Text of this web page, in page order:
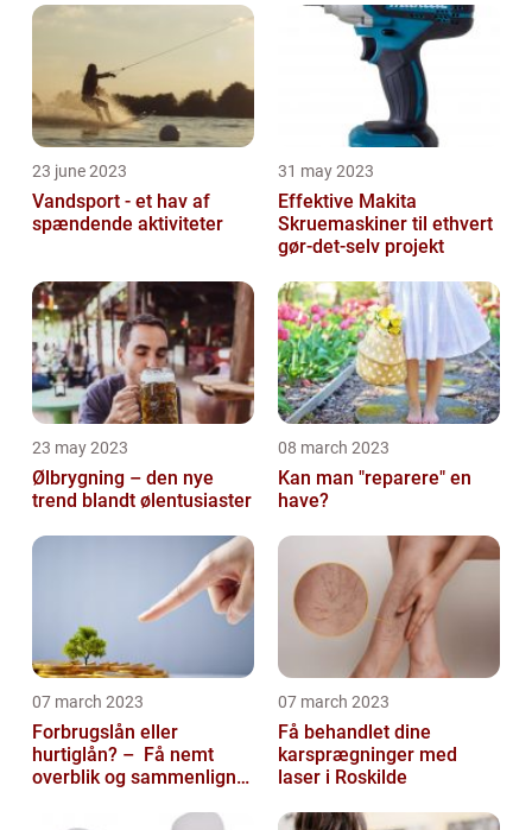
23 june 2023
Vandsport - et hav af
spændende aktiviteter
31 may 2023
Effektive Makita
Skruemaskiner til ethvert
gør-det-selv projekt
23 may 2023
Ølbrygning – den nye
trend blandt ølentusiaster
08 march 2023
Kan man "reparere" en
have?
07 march 2023
Forbrugslån eller
hurtiglån? – Få nemt
overblik og sammenlign
07 march 2023
Få behandlet dine
karsprægninger med
laser i Roskilde